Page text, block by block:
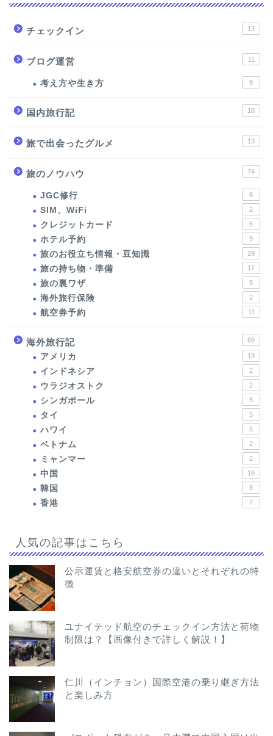
チェックイン 13
ブログ運営 11
考え方や生き方 9
国内旅行記 18
旅で出会ったグルメ 13
旅のノウハウ 74
JGC修行 6
SIM、WiFi 2
クレジットカード 6
ホテル予約 9
旅のお役立ち情報・豆知識 29
旅の持ち物・準備 17
旅の裏ワザ 5
海外旅行保険 2
航空券予約 11
海外旅行記 69
アメリカ 13
インドネシア 2
ウラジオストク 2
シンガポール 5
タイ 5
ハワイ 5
ベトナム 2
ミャンマー 2
中国 18
韓国 8
香港 7
人気の記事はこちら
公示運賃と格安航空券の違いとそれぞれの特
徴
ユナイテッド航空のチェックイン方法と荷物
制限は？【画像付きで詳しく解説！】
仁川（インチョン）国際空港の乗り継ぎ方法
と楽しみ方